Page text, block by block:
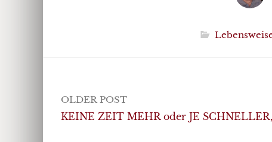
Post
navigation
OLDER POST
KEINE ZEIT MEHR oder JE